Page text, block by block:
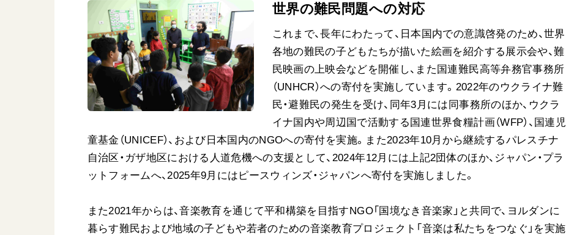
世界の難民問題への対応
これまで、長年にわたって、日本国内での意識啓発のため、世界
各地の難民の子どもたちが描いた絵画を紹介する展示会や、難
民映画の上映会などを開催し、また国連難民高等弁務官事務所
（UNHCR）への寄付を実施しています。2022年のウクライナ難
民・避難民の発生を受け、同年3月には同事務所のほか、ウクラ
イナ国内や周辺国で活動する国連世界食糧計画（WFP）、国連児
童基金（UNICEF）、および日本国内のNGOへの寄付を実施。また2023年10月から継続するパレスチナ
自治区・ガザ地区における人道危機への支援として、2024年12月には上記2団体のほか、ジャパン・プラ
ットフォームへ、2025年9月にはピースウィンズ・ジャパンへ寄付を実施しました。
また2021年からは、音楽教育を通じて平和構築を目指すNGO「国境なき音楽家」と共同で、ヨルダンに
暮らす難民および地域の子どもや若者のための音楽教育プロジェクト「音楽は私たちをつなぐ」を実施